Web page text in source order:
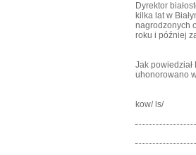
Dyrektor
kilka lat w
nagrodzonych
roku i później
Jak powiedział
uhonorowano
kow/ ls/